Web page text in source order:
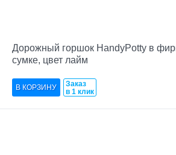
Дорожный горшок HandyPotty в
сумке, цвет лайм
Заказ
в 1 клик